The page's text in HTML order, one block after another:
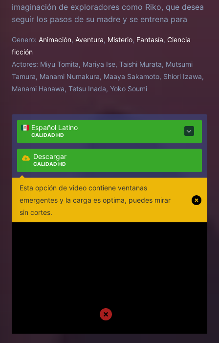
imaginación de exploradores como Riko, que desea
seguir los pasos de su madre y se entrena para
noticias de que su madre murió en el Abismo. Sin
embargo, una nota misteriosa le dice a Riko que su
madre aún podría estar viva. Con el compromiso de
descubrir la verdad sobre el destino de su madre,
Riko se embarca en un viaje con un robot robot
tienen lo necesario para sobrevivir donde tantos
otros han perecido.
Genero: Animación, Aventura, Misterio, Fantasía, Ciencia
ficción
Actores: Miyu Tomita, Mariya Ise, Taishi Murata, Mutsumi
Tamura, Manami Numakura, Maaya Sakamoto, Shiori Izawa,
Manami Hanawa, Tetsu Inada, Yoko Soumi
Español Latino
CALIDAD HD
Descargar
CALIDAD HD
Esta opción de video contiene ventanas
emergentes y la carga es optima, puedes mirar
sin cortes.